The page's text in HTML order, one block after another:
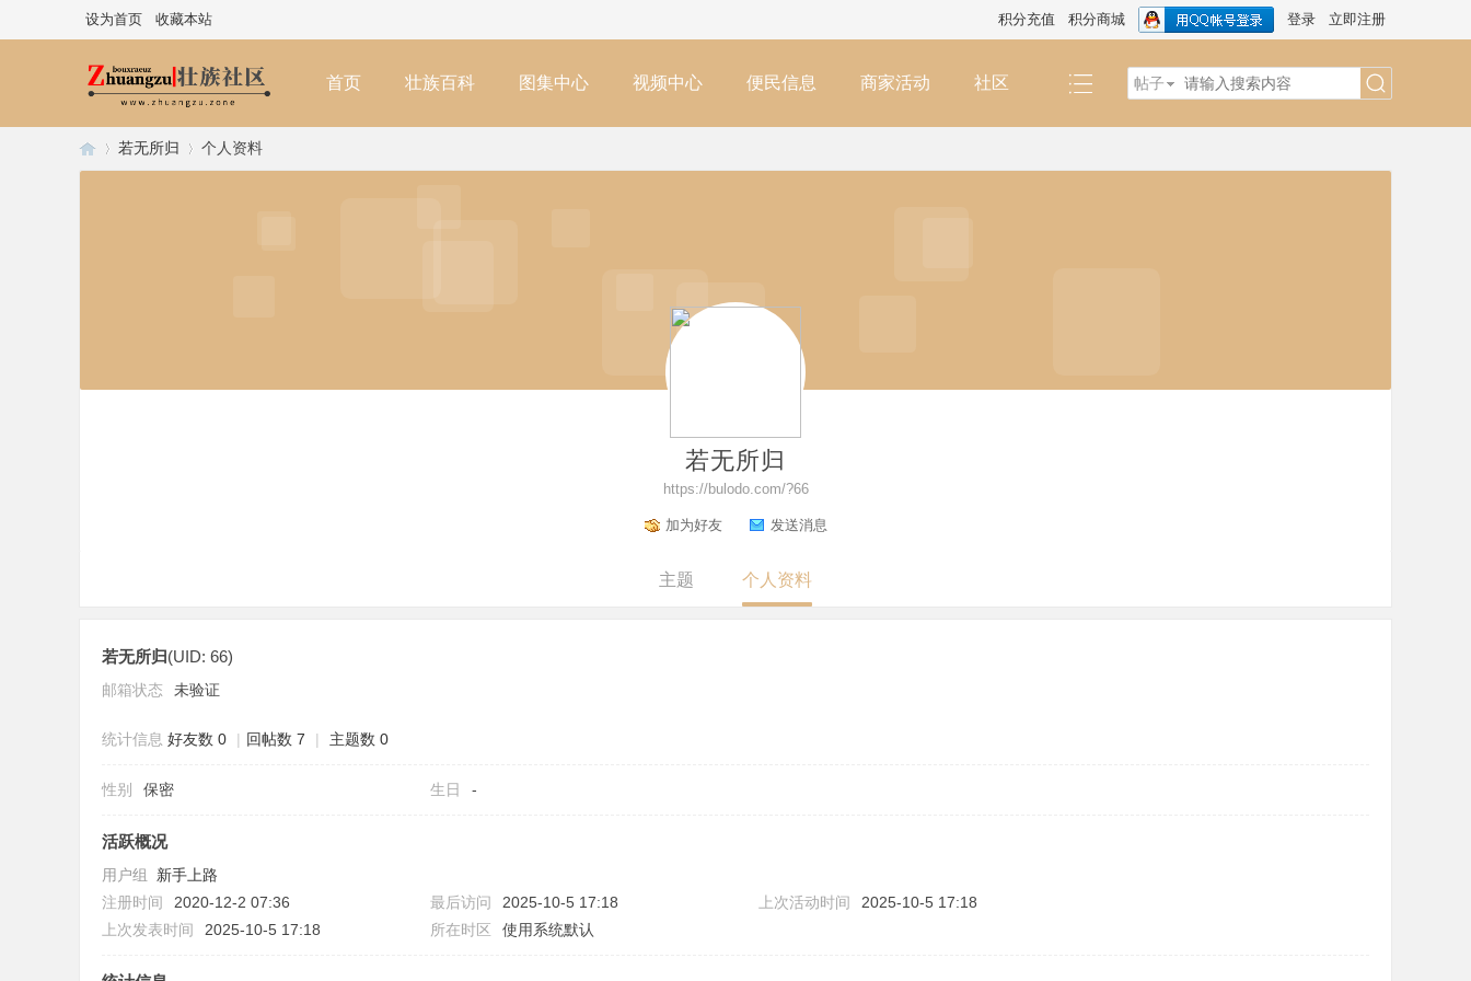
设为首页 收藏本站 积分充值 积分商城 登录 立即注册
首页 壮族百科 图集中心 视频中心 便民信息 商家活动 社区 帖子
若无所归 个人资料
若无所归
https://bulodo.com/?66
加为好友 发送消息
主题 个人资料
若无所归(UID: 66)
邮箱状态 未验证
统计信息 好友数 0 | 回帖数 7 | 主题数 0
性别 保密 生日 -
活跃概况
用户组 新手上路
注册时间
2020-12-2 07:36 最后访问 2025-10-5 17:18 上次活动时间
2025-10-5 17:18
上次发表时间
2025-10-5 17:18 所在时区 使用系统默认